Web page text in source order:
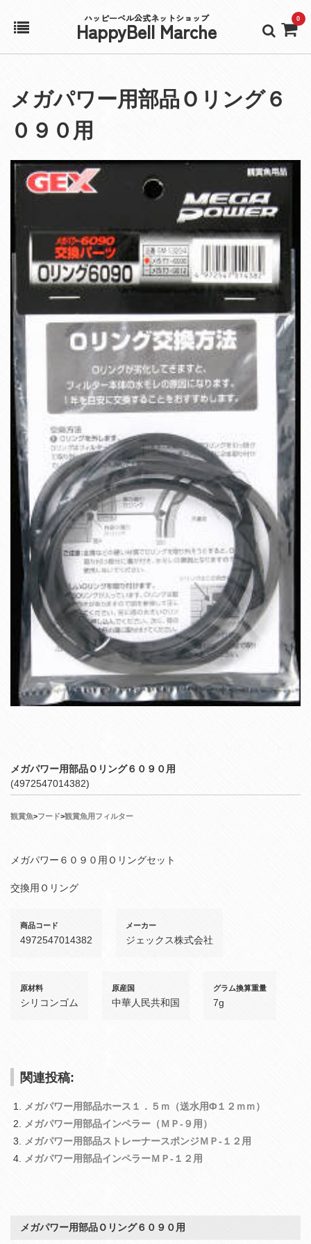
ハッピーベル公式ネットショップ
HappyBell Marche 0
アカウント
カート
メガパワー用部品Ｏリング６
０９０用
メガパワー用部品Ｏリング６０９０用
(4972547014382)
観賞魚>フード>観賞魚用フィルター
メガパワー６０９０用Ｏリングセット
交換用Ｏリング
商品コード
4972547014382
メーカー
ジェックス株式会社
原材料
シリコンゴム
原産国
中華人民共和国
グラム換算重量
7g
関連投稿:
メガパワー用部品ホース１．５ｍ（送水用Φ１２ｍｍ）
メガパワー用部品インペラー（ＭＰ‐９用）
メガパワー用部品ストレーナースポンジＭＰ‐１２用
メガパワー用部品インペラーＭＰ‐１２用
メガパワー用部品Ｏリング６０９０用